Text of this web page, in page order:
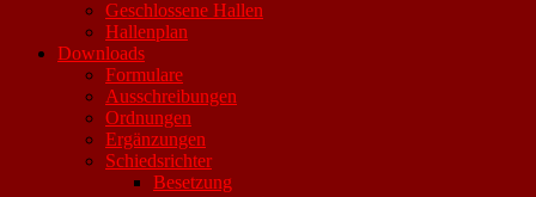
Geschlossene Hallen
Hallenplan
Downloads
Formulare
Ausschreibungen
Ordnungen
Ergänzungen
Schiedsrichter
Besetzung